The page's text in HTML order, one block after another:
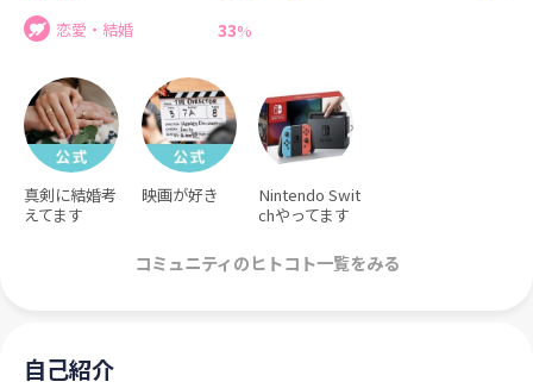
恋愛・結婚
33%
真剣に結婚考
えてます
映画が好き
Nintendo Swit
chやってます
コミュニティのヒトコト一覧をみる
自己紹介